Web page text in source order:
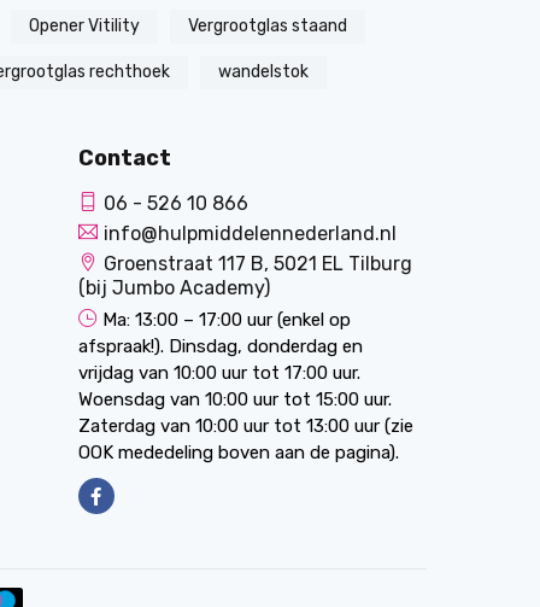
Opener Vitility Vergrootglas staand
rechthoek wandelstok
Contact
06 - 526 10 866
info@hulpmiddelennederland.nl
Groenstraat 117 B, 5021 EL Tilburg
(bij Jumbo Academy)
Ma: 13:00 – 17:00 uur (enkel op
afspraak!). Dinsdag, donderdag en
vrijdag van 10:00 uur tot 17:00 uur.
Woensdag van 10:00 uur tot 15:00 uur.
Zaterdag van 10:00 uur tot 13:00 uur (zie
OOK mededeling boven aan de pagina).